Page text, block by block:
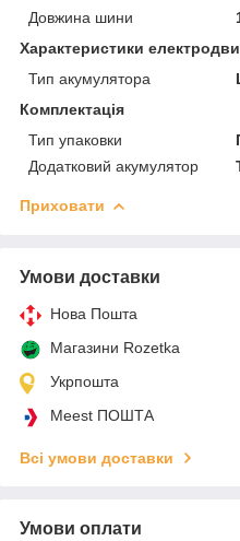
Довжина шини
Характеристики
Тип акумулятора
Комплектація
Тип упаковки
Додатковий акумулятор
Приховати
Умови доставки
Нова Пошта
Магазини Rozetka
Укрпошта
Meest ПОШТА
Всі умови доставки
Умови оплати